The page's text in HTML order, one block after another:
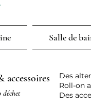
Salle de
accessoires
déchet
Des
Roll-on
Des